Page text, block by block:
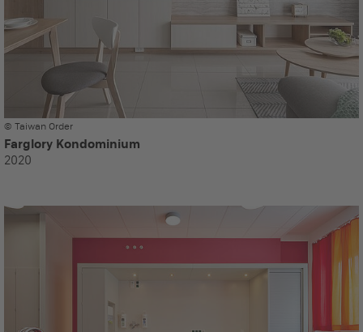
© Taiwan Order
Farglory Kondominium
2020